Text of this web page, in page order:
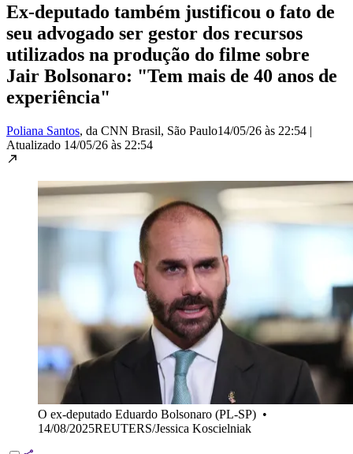
Ex-deputado também justificou o fato de
seu advogado ser gestor dos recursos
utilizados na produção do filme sobre
Jair Bolsonaro: "Tem mais de 40 anos de
experiência"
Poliana Santos, da CNN Brasil, São Paulo14/05/26 às 22:54 |
Atualizado 14/05/26 às 22:54
O ex-deputado Eduardo Bolsonaro (PL-SP) •
14/08/2025REUTERS/Jessica Koscielniak